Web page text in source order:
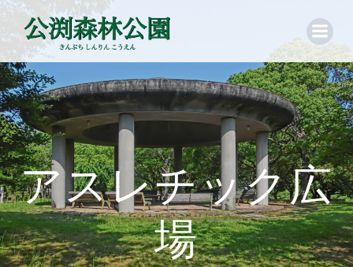
ン
ツ
へ
ス
ッ
プ
アスレチック広
場